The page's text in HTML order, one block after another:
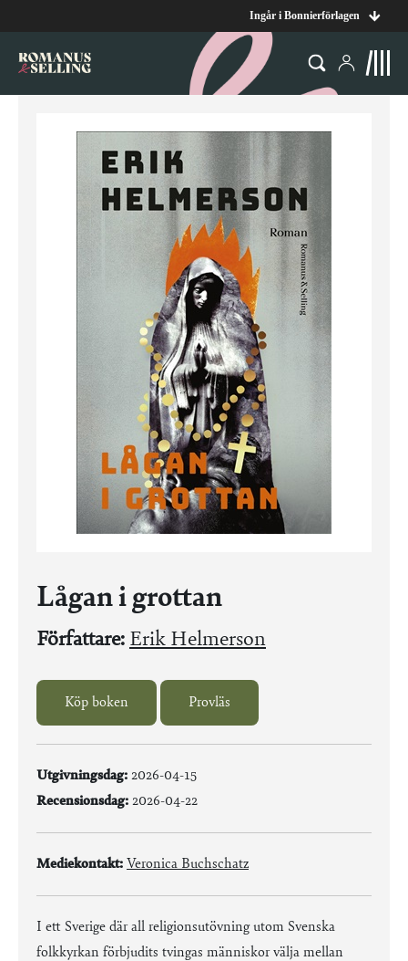
Ingår i Bonnierförlagen
Lågan i grottan
Författare: Erik Helmerson
Köp boken Provläs
Utgivningsdag: 2026-04-15
Recensionsdag: 2026-04-22
Mediekontakt: Veronica Buchschatz
I ett Sverige där all religionsutövning utom Svenska
folkkyrkan förbjudits tvingas människor välja mellan